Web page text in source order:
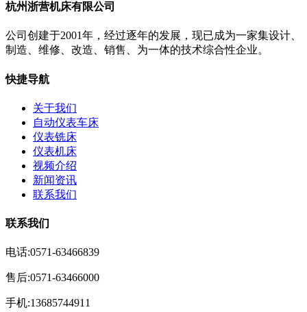
杭州浙营机床有限公司
公司创建于2001年，经过逐年的发展，现已成为一家集设计、
制造、维修、改造、销售、为一体的技术综合性企业。
快捷导航
关于我们
自动仪表车床
仪表铣床
仪表机床
视频介绍
新闻资讯
联系我们
联系我们
电话:0571-63466839
售后:0571-63466000
手机:13685744911